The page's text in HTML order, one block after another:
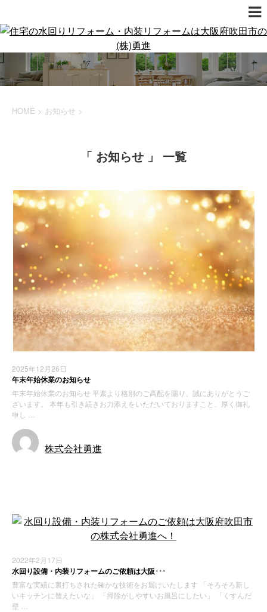
HOME > お知らせ >
「 お知らせ 」 一覧
2025年12月26日
年末年始休業のお知らせ
年末年始休業のお知らせ 平素より格別のご高配を賜り、誠にありがとうご
ざいます。 本年も引き続きお力添えをいただいておりますこと、厚く御礼
申し …
株式会社勇進
2022年2月17日
水回り設備・内装リフォームのご依頼は大阪･･･
豊富な実績に裏打ちされた確かな技術をお届けいたします 「そろそろ新し
いキッチンに替えたいな」 「掃除がしやすいお風呂にしたい」 「くすんだ
壁 …